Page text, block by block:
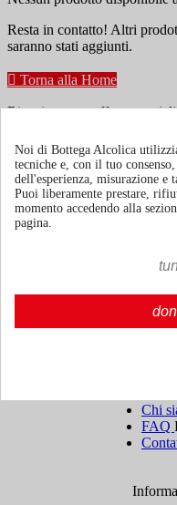
Resta in contatto! Altri
saranno stati aggiunti.
 Torna alla Home
Ricevi news e offerte speciali
Puoi annullare l'iscrizione in
info di contatto nelle note
Termini e
Chi
FAQ
Noi di Bottega Alcolica
tecniche e, con il tuo
dell'esperienza, misurazione e
Puoi liberamente prestare,
momento accedendo alla
pagina.